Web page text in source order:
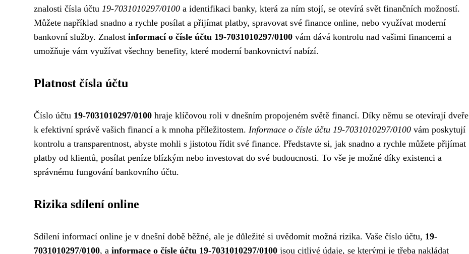
znalosti čísla účtu 19-7031010297/0100 a identifikaci banky, která za ním stojí, se otevírá svět finančních možností.
Můžete například snadno a rychle posílat a přijímat platby, spravovat své finance online, nebo využívat moderní
bankovní služby. Znalost informací o čísle účtu 19-7031010297/0100 vám dává kontrolu nad vašimi financemi a
umožňuje vám využívat všechny benefity, které moderní bankovnictví nabízí.
Platnost čísla účtu
Číslo účtu 19-7031010297/0100 hraje klíčovou roli v dnešním propojeném světě financí. Díky němu se otevírají dveře
k efektivní správě vašich financí a k mnoha příležitostem. Informace o čísle účtu 19-7031010297/0100 vám poskytují
kontrolu a transparentnost, abyste mohli s jistotou řídit své finance. Představte si, jak snadno a rychle můžete přijímat
platby od klientů, posílat peníze blízkým nebo investovat do své budoucnosti. To vše je možné díky existenci a
správnému fungování bankovního účtu.
Rizika sdílení online
Sdílení informací online je v dnešní době běžné, ale je důležité si uvědomit možná rizika. Vaše číslo účtu, 19-
7031010297/0100, a informace o čísle účtu 19-7031010297/0100 jsou citlivé údaje, se kterými je třeba nakládat